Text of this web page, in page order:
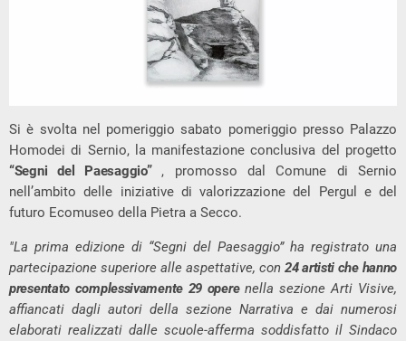
Si è svolta nel pomeriggio sabato pomeriggio presso Palazzo
Homodei di Sernio, la manifestazione conclusiva del progetto
“Segni del Paesaggio” , promosso dal Comune di Sernio
nell’ambito delle iniziative di valorizzazione del Pergul e del
futuro Ecomuseo della Pietra a Secco.
"La prima edizione di “Segni del Paesaggio” ha registrato una
partecipazione superiore alle aspettative, con 24 artisti che hanno
presentato complessivamente 29 opere nella sezione Arti Visive,
affiancati dagli autori della sezione Narrativa e dai numerosi
elaborati realizzati dalle scuole-afferma soddisfatto il Sindaco